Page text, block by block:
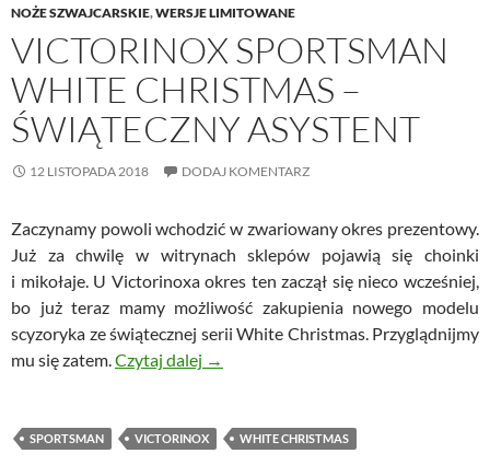
NOŻE SZWAJCARSKIE,WERSJE LIMITOWANE
VICTORINOX SPORTSMAN
WHITE CHRISTMAS –
ŚWIĄTECZNY ASYSTENT
12 LISTOPADA 2018 DODAJ KOMENTARZ
Zaczynamy powoli wchodzić w zwariowany okres prezentowy.
Już za chwilę w witrynach sklepów pojawią się choinki
i mikołaje. U Victorinoxa okres ten zaczął się nieco wcześniej,
bo już teraz mamy możliwość zakupienia nowego modelu
scyzoryka ze świątecznej serii White Christmas. Przyglądnijmy
mu się zatem.Czytaj dalej Victorinox Sportsman White
→
SPORTSMAN VICTORINOX WHITE CHRISTMAS